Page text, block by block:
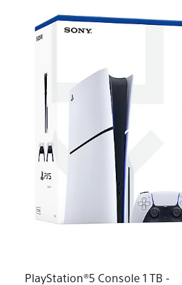
PlayStation®5 Console 1 TB -